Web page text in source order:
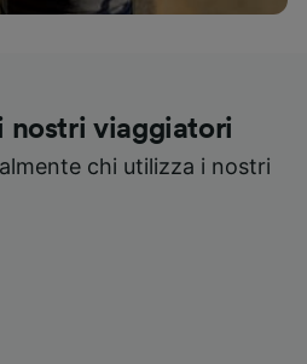
nostri viaggiatori
chi utilizza i nostri